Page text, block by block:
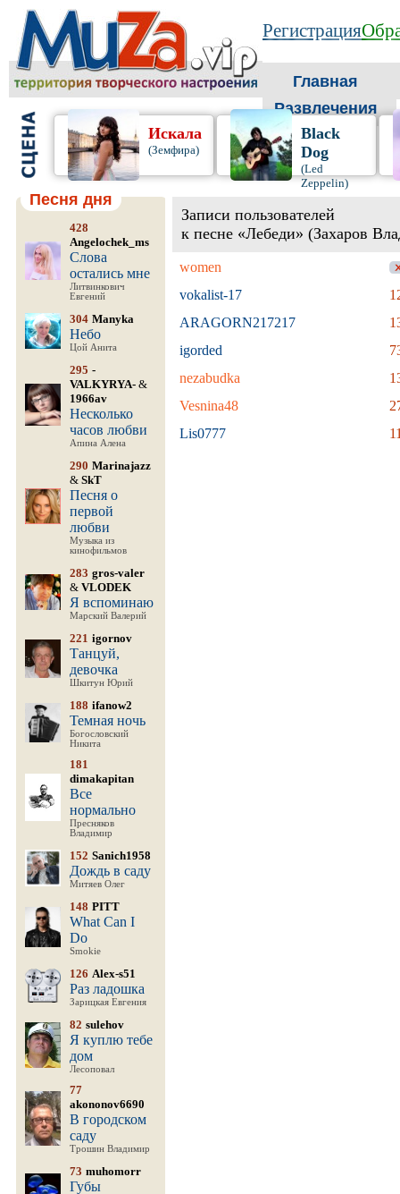
Регистрация
Главная
Развлечения
Искала
(Земфира)
Black
Dog
(Led
Zeppelin)
Песня дня
428
Angelochek_ms
Слова
остались мне
Литвинкович
Евгений
304 Manyka
Небо
Цой Анита
295 -
VALKYRYA- &
1966av
Несколько
часов любви
Апина Алена
290 Marinajazz
& SkT
Песня о
первой
любви
Музыка из
кинофильмов
283 gros-valer
& VLODEK
Я вспоминаю
Марский Валерий
221 igornov
Танцуй,
девочка
Шкитун Юрий
188 ifanow2
Темная ночь
Богословский
Никита
181
dimakapitan
Все
нормально
Пресняков
Владимир
152 Sanich1958
Дождь в саду
Митяев Олег
148 PITT
What Can I
Do
Smokie
126 Alex-s51
Раз ладошка
Зарицкая Евгения
82 sulehov
Я куплю тебе
дом
Лесоповал
77
akononov6690
В городском
саду
Трошин Владимир
73 muhomorr
Губы
Записи пользователей
к песне «Лебеди» (Захаров
women
vokalist-17
ARAGORN217217
igorded
nezabudka
Vesnina48
Lis0777